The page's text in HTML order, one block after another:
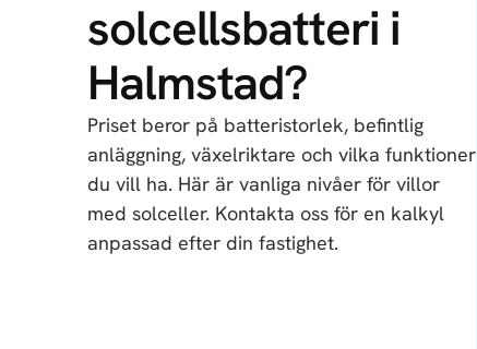
solcellsbatteri i
Halmstad?
Priset beror på batteristorlek, befintlig
anläggning, växelriktare och vilka funktioner
du vill ha. Här är vanliga nivåer för villor
med solceller. Kontakta oss för en kalkyl
anpassad efter din fastighet.